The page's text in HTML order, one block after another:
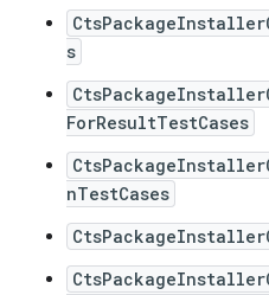
s
ForResultTestCases
nTestCases